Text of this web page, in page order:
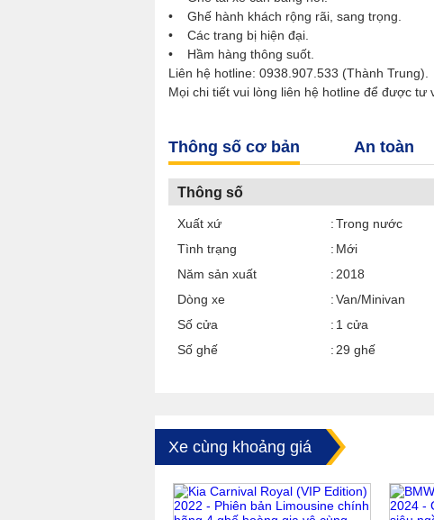
• Ghế hành khách rộng rãi, sang trọng.
• Các trang bị hiện đại.
• Hầm hàng thông suốt.
Liên hệ hotline: 0938.907.533 (Thành Trung).
Mọi chi tiết vui lòng liên hệ hotline để được tư
Thông số cơ bản An toàn
Thông số
Xuất xứ
Trong nước
Tình trạng
Mới
Năm sản xuất
2018
Dòng xe
Van/Minivan
Số cửa
1 cửa
Số ghế
29 ghế
Xe cùng khoảng giá